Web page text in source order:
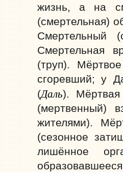
жизнь, а на
(смертельная)
Смертельный
Смертельная
(труп).
сгоревший; у
(Даль).
(мертвенный)
жителями).
(сезонное
лишённое